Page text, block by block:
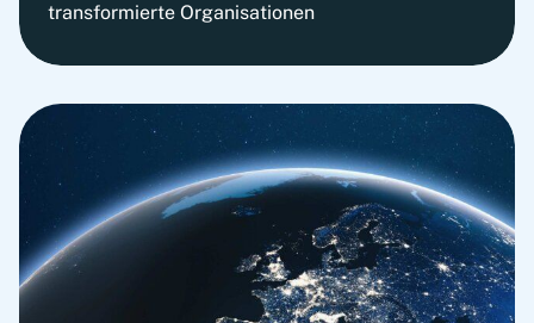
transformierte Organisationen